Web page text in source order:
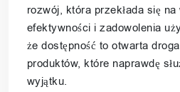
rozwój, która przekłada się
efektywności i zadowolenia
że dostępność to otwarta
produktów, które naprawdę
wyjątku.